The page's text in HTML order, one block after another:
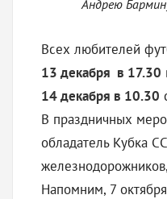
Андрею
Всех любителей
13 декабря в 17.30
14 декабря в 10.30
В праздничных
обладатель Кубка
Напомним, 7